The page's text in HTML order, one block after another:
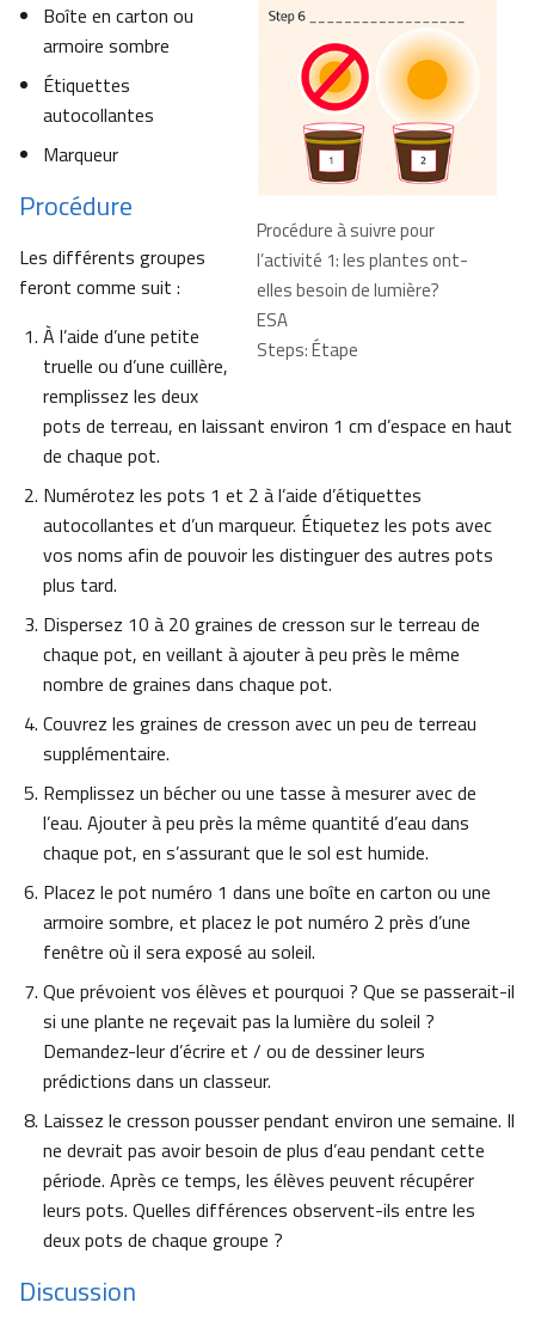
Procédure à suivre pour
l’activité 1: les plantes ont-
elles besoin de lumière?
ESA
Steps: Étape
Boîte en carton ou
armoire sombre
Étiquettes
autocollantes
Marqueur
Procédure
Les différents groupes
feront comme suit :
À l’aide d’une petite
truelle ou d’une cuillère,
remplissez les deux
pots de terreau, en laissant environ 1 cm d’espace en haut
de chaque pot.
Numérotez les pots 1 et 2 à l’aide d’étiquettes
autocollantes et d’un marqueur. Étiquetez les pots avec
vos noms afin de pouvoir les distinguer des autres pots
plus tard.
Dispersez 10 à 20 graines de cresson sur le terreau de
chaque pot, en veillant à ajouter à peu près le même
nombre de graines dans chaque pot.
Couvrez les graines de cresson avec un peu de terreau
supplémentaire.
Remplissez un bécher ou une tasse à mesurer avec de
l’eau. Ajouter à peu près la même quantité d’eau dans
chaque pot, en s’assurant que le sol est humide.
Placez le pot numéro 1 dans une boîte en carton ou une
armoire sombre, et placez le pot numéro 2 près d’une
fenêtre où il sera exposé au soleil.
Que prévoient vos élèves et pourquoi ? Que se passerait-il
si une plante ne reçevait pas la lumière du soleil ?
Demandez-leur d’écrire et / ou de dessiner leurs
prédictions dans un classeur.
Laissez le cresson pousser pendant environ une semaine. Il
ne devrait pas avoir besoin de plus d’eau pendant cette
période. Après ce temps, les élèves peuvent récupérer
leurs pots. Quelles différences observent-ils entre les
deux pots de chaque groupe ?
Discussion